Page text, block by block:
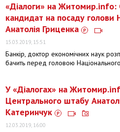
​«Діалоги» на Житомир.info:
кандидат на посаду голови
Анатолія Гриценка
15.03.2019, 15:51
Банкір, доктор економічних наук
бачить перед головою
У «Діалогах» на
Центрального штабу
Катеринчук
12.03.2019, 16:00